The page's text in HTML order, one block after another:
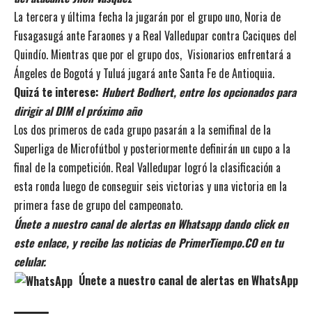
La tercera y última fecha la jugarán por el grupo uno, Noria de
Fusagasugá ante Faraones y a Real Valledupar contra Caciques del
Quindío. Mientras que por el grupo dos, Visionarios enfrentará a
Ángeles de Bogotá y Tuluá jugará ante Santa Fe de Antioquia.
Quizá te interese: Hubert Bodhert, entre los opcionados para
dirigir al DIM el próximo año
Los dos primeros de cada grupo pasarán a la semifinal de la
Superliga de Microfútbol y posteriormente definirán un cupo a la
final de la competición. Real Valledupar logró la clasificación a
esta ronda luego de conseguir seis victorias y una victoria en la
primera fase de grupo del campeonato.
Únete a nuestro canal de alertas en Whatsapp dando click en
este enlace, y recibe las noticias de PrimerTiempo.CO en tu
celular.
Únete a nuestro canal de alertas en WhatsApp